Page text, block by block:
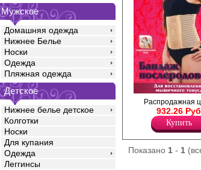
Мужское
Домашняя одежда
Нижнее Белье
Носки
Одежда
Пляжная одежда
Детское
Нижнее белье детское
Колготки
Носки
Для купания
Одежда
Леггинсы
Бандаж широкий на липучке, для
восстановления мышечного тонуса
родов и после операций на
Хлопок 20%
Распродажная
932.26 Руб
Купить
Показано 1- 1